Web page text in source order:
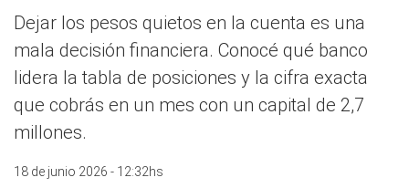
Dejar los pesos quietos en la cuenta es una
mala decisión financiera. Conocé qué banco
lidera la tabla de posiciones y la cifra exacta
que cobrás en un mes con un capital de 2,7
millones.
18 de junio 2026 - 12:32hs